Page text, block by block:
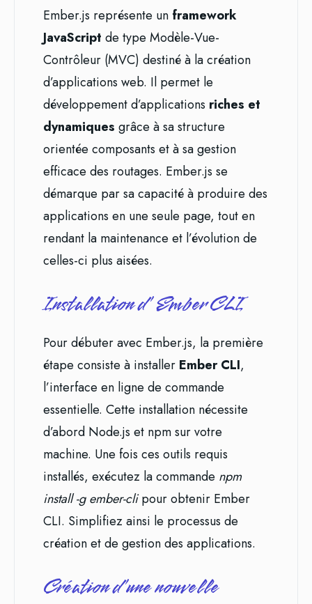
Ember.js représente un framework
JavaScript de type Modèle-Vue-
Contrôleur (MVC) destiné à la création
d’applications web. Il permet le
développement d’applications riches et
dynamiques grâce à sa structure
orientée composants et à sa gestion
efficace des routages. Ember.js se
démarque par sa capacité à produire des
applications en une seule page, tout en
rendant la maintenance et l’évolution de
celles-ci plus aisées.
Installation d’Ember CLI
Pour débuter avec Ember.js, la première
étape consiste à installer Ember CLI,
l’interface en ligne de commande
essentielle. Cette installation nécessite
d’abord Node.js et npm sur votre
machine. Une fois ces outils requis
installés, exécutez la commande npm
install -g ember-clipour obtenir Ember
CLI. Simplifiez ainsi le processus de
création et de gestion des applications.
Création d’une nouvelle